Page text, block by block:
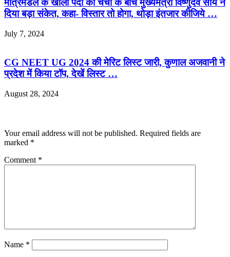
मंत्रिमंडल के खाली पदों की चर्चा के बीच मुख्यमंत्री विष्णुदेव साय ने
दिया बड़ा संकेत, कहा- विस्तार तो होगा, थोड़ा इंतजार कीजिये …
July 7, 2024
CG NEET UG 2024 की मेरिट लिस्ट जारी, कुणाल अजवानी ने
प्रदेश में किया टॉप, देखें लिस्ट …
August 28, 2024
Your email address will not be published. Required fields are
marked *
Comment *
Name *